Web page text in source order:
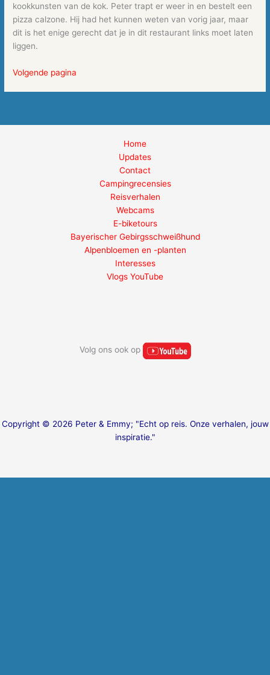
kookkunsten van de kok. Peter trapt er weer in en bestelt een
pizza calzone. Hij had het kunnen weten van vorig jaar, maar
dit is het enige gerecht dat je in dit restaurant links moet laten
liggen.
Volgende pagina
Home
Updates
Contact
Campingrecensies
Reisverhalen
Webcams
E-biketours
Bayerischer Gebirgsschweißhund
Alpenbloemen en -planten
Interesses
Vlogs YouTube
Volg ons ook op
Copyright © 2026 Peter & Emmy; "Echt op reis. Onze verhalen, jouw
inspiratie."